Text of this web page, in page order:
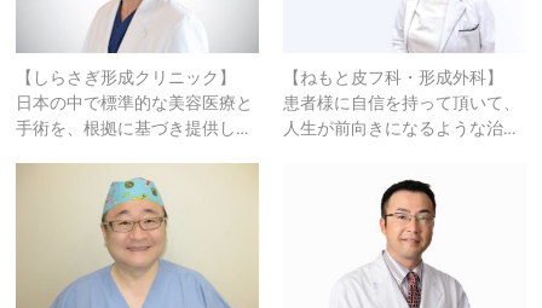
【しらさぎ形成クリニック】
日本の中で標準的な美容医療と
手術を、根拠に基づき提供し…
【ねもと皮フ科・形成外科】
患者様に自信を持って頂いて、
人生が前向きになるような治…